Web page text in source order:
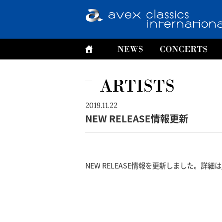
2019.11.22
NEW RELEASE情報更新
NEW RELEASE情報を更新しました。詳細は